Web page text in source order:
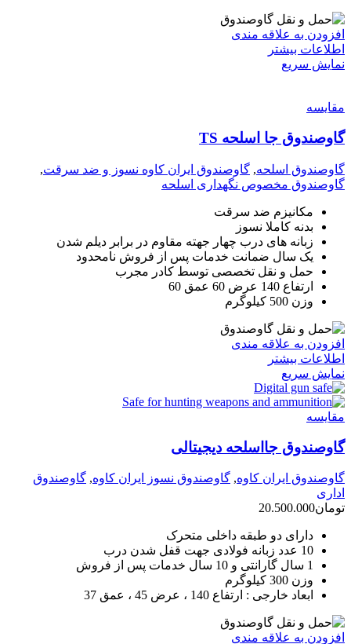
افزودن به علاقه مندی
اطلاعات بیشتر
نمایش سریع
مقايسه
گاوصندوق جا اسلحه TS
گاوصندوق اسلحه, گاوصندوق ایران کاوه نسوز و ضد سرقت,
گاوصندوق مخصوص نگهداری اسلحه
مکانیزم ضد سرقت
بدنه کاملا نسوز
زبانه های درب چهار جهته مقاوم در برابر دیلم شدن
یک سال ضمانت خدمات پس از فروش نامحدود
حمل و نقل تخصصی توسط کادر مجرب
ارتفاع 140 عرض 60 عمق 60
وزن 500 کیلوگرم
افزودن به علاقه مندی
اطلاعات بیشتر
نمایش سریع
مقايسه
گاوصندوق جااسلحه دیجیتالی
گاوصندوق ایران کاوه, گاوصندوق نسوز ایران کاوه, گاوصندوق
اداری
تومان20.500.000
دارای دو طبقه داخلی متحرک
10 عدد زبانه فولادی جهت قفل شدن درب
1 سال گارانتی و 10 سال خدمات پس از فروش
وزن 300 کیلوگرم
ابعاد خارجی : ارتفاع 140 ، عرض 45 ، عمق 37
افزودن به علاقه مندی